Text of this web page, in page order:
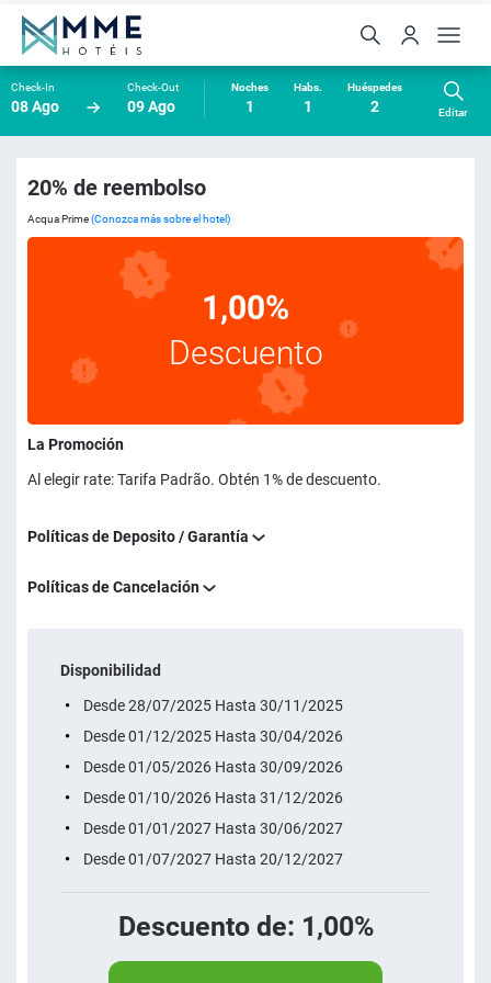
Check-In
08 Ago
Check-Out
09 Ago
Noches
1
Habs.
1
Huéspedes
2 Editar
20% de reembolso
Acqua Prime(Conozca más sobre el hotel)
1,00%
Descuento
La Promoción
Al elegir rate: Tarifa Padrão. Obtén 1% de descuento.
Políticas de Deposito / Garantía
Políticas de Cancelación
Disponibilidad
Desde 28/07/2025 Hasta 30/11/2025
Desde 01/12/2025 Hasta 30/04/2026
Desde 01/05/2026 Hasta 30/09/2026
Desde 01/10/2026 Hasta 31/12/2026
Desde 01/01/2027 Hasta 30/06/2027
Desde 01/07/2027 Hasta 20/12/2027
Descuento de: 1,00%